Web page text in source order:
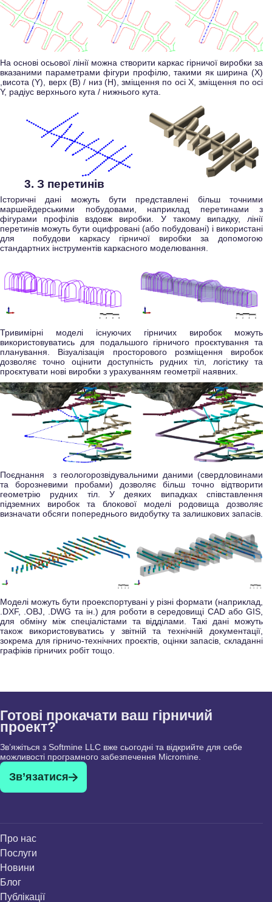
На основі осьової лінії можна створити каркас гірничої виробки за
вказаними параметрами фігури профілю, такими як ширина (X)
,висота (Y), верх (В) / низ (Н), зміщення по осі X, зміщення по осі
Y, радіус верхнього кута / нижнього кута.
3. З перетинів
Історичні дані можуть бути представлені більш точними
маршейдерськими побудовами, наприклад перетинами з
фігурами профілів вздовж виробки. У такому випадку, лінії
перетинів можуть бути оцифровані (або побудовані) і використані
для побудови каркасу гірничої виробки за допомогою
стандартних інструментів каркасного моделювання.
Тривимірні моделі існуючих гірничих виробок можуть
використовуватись для подальшого гірничого проєктування та
планування. Візуалізація просторового розміщення виробок
дозволяє точно оцінити доступність рудних тіл, логістику та
проєктувати нові виробки з урахуванням геометрії наявних.
Поєднання з геологорозвідувальними даними (свердловинами
та борозневими пробами) дозволяє більш точно відтворити
геометрію рудних тіл. У деяких випадках співставлення
підземних виробок та блокової моделі родовища дозволяє
визначати обсяги попереднього видобутку та залишкових запасів.
Моделі можуть бути проекспортувані у різні формати (наприклад,
.DXF, .OBJ, .DWG та ін.) для роботи в середовищі CAD або GIS,
для обміну між спеціалістами та відділами. Такі дані можуть
також використовуватись у звітній та технічній документації,
зокрема для гірничо-технічних проєктів, оцінки запасів, складанні
графіків гірничих робіт тощо.
Готові прокачати ваш гірничий
проект?
Зв’яжіться з Softmine LLC вже сьогодні та відкрийте для себе
можливості програмного забезпечення Micromine.
Зв’язатися
Про нас
Послуги
Новини
Блог
Публікації